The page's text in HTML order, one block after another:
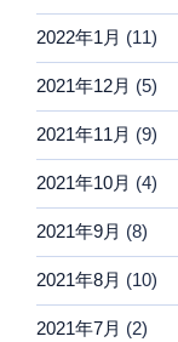
2022年1月 (11)
2021年12月 (5)
2021年11月 (9)
2021年10月 (4)
2021年9月 (8)
2021年8月 (10)
2021年7月 (2)